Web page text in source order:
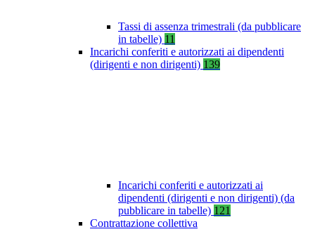
Tassi di assenza trimestrali (da pubblicare
in tabelle) 11
Incarichi conferiti e autorizzati ai dipendenti
(dirigenti e non dirigenti) 139
Incarichi conferiti e autorizzati ai
dipendenti (dirigenti e non dirigenti) (da
pubblicare in tabelle) 121
Contrattazione collettiva